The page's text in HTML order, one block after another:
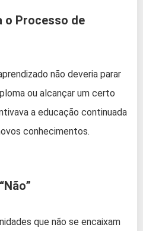
o Processo de
não deveria parar
ou alcançar um certo
a educação continuada
conhecimentos.
que não se encaixam